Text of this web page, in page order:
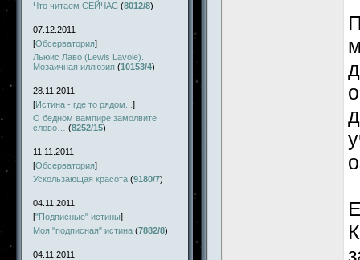
Что читаем СЕЙЧАС (8012/8)
07.12.2011
[Обсерватория]
Льюис Лаво (Lewis Lavoie).
Мозаичная иллюзия (10153/4)
28.11.2011
[Истина - где то рядом... ]
О бедном вампире замолвите
слово…
(8252/15)
11.11.2011
[Обсерватория]
Ускользающая красота (9180/7)
04.11.2011
["Подписные" истины]
Моя "подписная" истина (7882/8)
04.11.2011